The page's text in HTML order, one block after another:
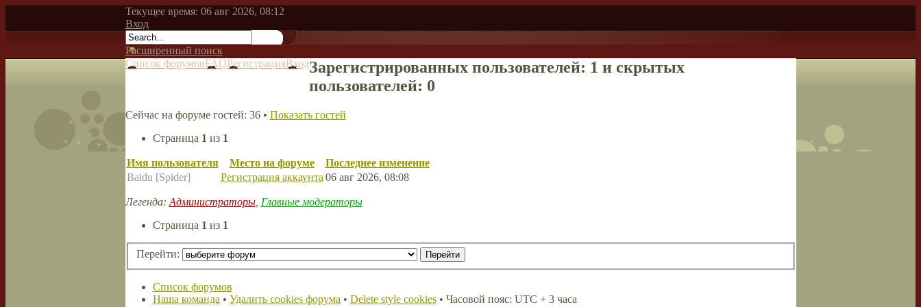
Текущее время: 06 авг 2026, 08:12
Вход
Расширенный поиск
Список форумовFAQРегистрацияВходЗарегистрированных пользователей: 1 и скрытых
пользователей: 0
Сейчас на форуме гостей: 36 • Показать гостей
Страница 1 из 1
Имя пользователя Место на форуме
Последнее изменение
Baidu [Spider]
Регистрация аккаунта 06 авг 2026, 08:08
Легенда: Администраторы, Главные модераторы
Страница 1 из 1
Перейти:
Список форумов
Наша команда• Удалить cookies форума• Delete style cookies• Часовой пояс: UTC + 3 часа